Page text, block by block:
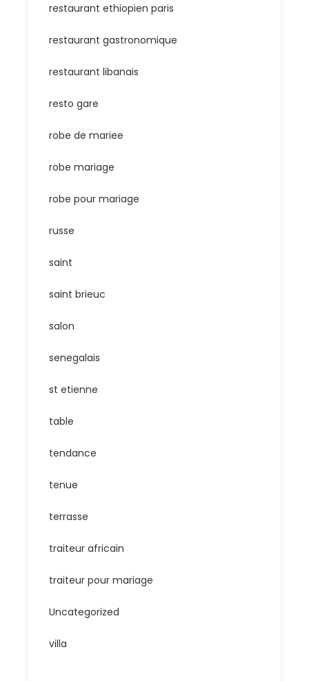
restaurant ethiopien paris
restaurant gastronomique
restaurant libanais
resto gare
robe de mariee
robe mariage
robe pour mariage
russe
saint
saint brieuc
salon
senegalais
st etienne
table
tendance
tenue
terrasse
traiteur africain
traiteur pour mariage
Uncategorized
villa